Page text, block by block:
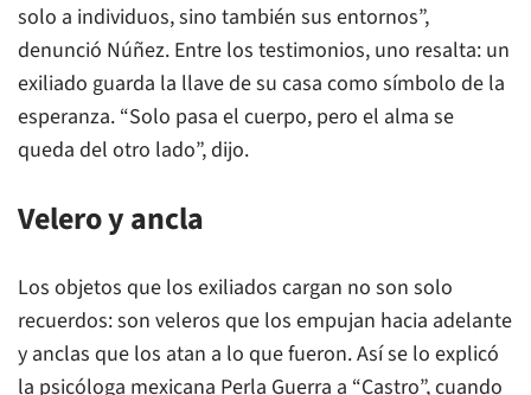
solo a individuos, sino también sus entornos”,
denunció Núñez. Entre los testimonios, uno resalta: un
exiliado guarda la llave de su casa como símbolo de la
esperanza. “Solo pasa el cuerpo, pero el alma se
queda del otro lado”, dijo.
Velero y ancla
Los objetos que los exiliados cargan no son solo
recuerdos: son veleros que los empujan hacia adelante
y anclas que los atan a lo que fueron. Así se lo explicó
la psicóloga mexicana Perla Guerra a “Castro”, cuando